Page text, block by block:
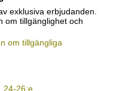
exklusiva erbjudanden.
om tillgänglighet och
om tillgängliga
26:e ,